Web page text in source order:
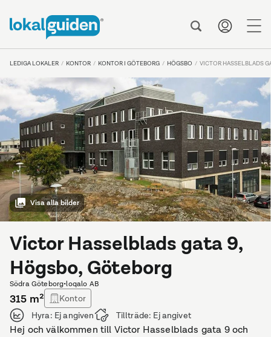
LEDIGA LOKALER KONTOR KONTOR I GÖTEBORG HÖGSBO VICTOR HASSELBLADS
Visa alla bilder
Victor Hasselblads gata 9,
Högsbo, Göteborg
Södra Göteborg•loqalo AB
315 m²
Kontor
Hyra: Ej angiven Tillträde: Ej angivet
Hej och välkommen till Victor Hasselblads gata 9 och